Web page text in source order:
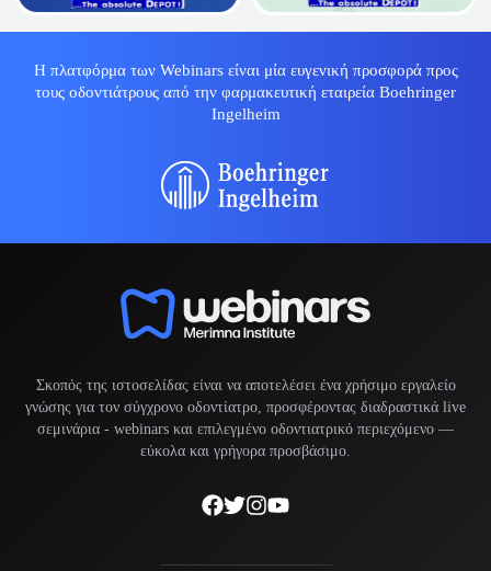
Η πλατφόρμα των Webinars είναι μία ευγενική προσφορά προς
τους οδοντιάτρους από την φαρμακευτική εταιρεία Boehringer
Ingelheim
Σκοπός της ιστοσελίδας είναι να αποτελέσει ένα χρήσιμο εργαλείο
γνώσης για τον σύγχρονο οδοντίατρο, προσφέροντας διαδραστικά live
σεμινάρια - webinars και επιλεγμένο οδοντιατρικό περιεχόμενο —
εύκολα και γρήγορα προσβάσιμο.